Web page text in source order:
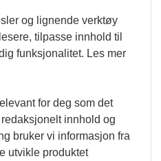
og lignende verktøy
tilpasse innhold til
funksjonalitet. Les mer
for deg som det
innhold og
bruker vi informasjon fra
utvikle produktet